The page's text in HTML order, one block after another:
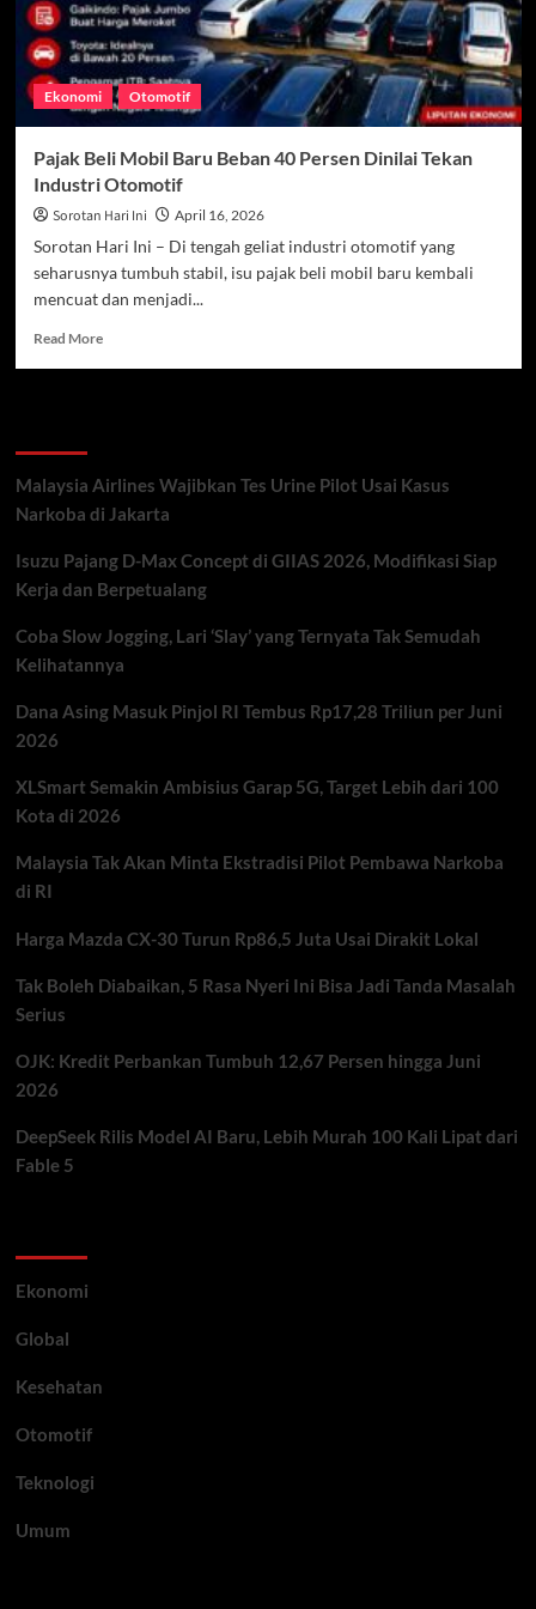
Ekonomi Otomotif
Pajak Beli Mobil Baru Beban 40 Persen Dinilai Tekan
Industri Otomotif
Sorotan Hari Ini April 16, 2026
Sorotan Hari Ini – Di tengah geliat industri otomotif yang
seharusnya tumbuh stabil, isu pajak beli mobil baru kembali
mencuat dan menjadi...
Read MoreRead
Beban
40
Dinilai
Tekan
Otomotif
Malaysia Airlines Wajibkan Tes Urine Pilot Usai Kasus
Narkoba di Jakarta
Isuzu Pajang D-Max Concept di GIIAS 2026, Modifikasi Siap
Kerja dan Berpetualang
Coba Slow Jogging, Lari ‘Slay’ yang Ternyata Tak Semudah
Kelihatannya
Dana Asing Masuk Pinjol RI Tembus Rp17,28 Triliun per Juni
2026
XLSmart Semakin Ambisius Garap 5G, Target Lebih dari 100
Kota di 2026
Malaysia Tak Akan Minta Ekstradisi Pilot Pembawa Narkoba
di RI
Harga Mazda CX-30 Turun Rp86,5 Juta Usai Dirakit Lokal
Tak Boleh Diabaikan, 5 Rasa Nyeri Ini Bisa Jadi Tanda Masalah
Serius
OJK: Kredit Perbankan Tumbuh 12,67 Persen hingga Juni
2026
DeepSeek Rilis Model AI Baru, Lebih Murah 100 Kali Lipat dari
Fable 5
Ekonomi
Global
Kesehatan
Otomotif
Teknologi
Umum